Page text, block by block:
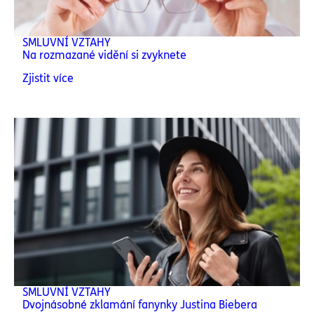
SMLUVNÍ VZTAHY
Na rozmazané vidění si zvyknete
Zjistit více
SMLUVNÍ VZTAHY
Dvojnásobné zklamání fanynky Justina Biebera